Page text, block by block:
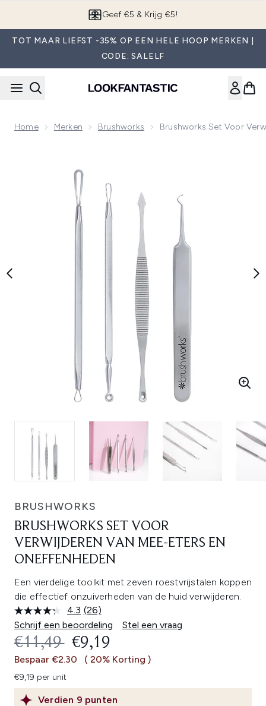
App downloaden
TOT MAAR LIEFST -35% OP EEN HELE HOOP MERKEN |
CODE: SALELF
Home Merken Brushworks Brushworks Set Voor
BRUSHWORKS
BRUSHWORKS SET VOOR
VERWIJDEREN VAN MEE-ETERS EN
ONEFFENHEDEN
Een vierdelige toolkit met zeven roestvrijstalen koppen
die effectief onzuiverheden van de huid verwijderen.
4.3 Lees
26
beoordelingen.
Dezelfde
paginalink.
(26)
Schrijf een beoordeling
Stel een vraag
Verdien 9 punten
RECOMMENDED RETAIL PRICE:
€11,49 HUIDIGE PRIJS:
€9,19
Bespaar €2.30 ( 20% Korting )
€9,19 per unit